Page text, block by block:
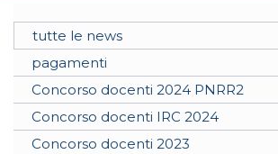
tutte le news
pagamenti
Concorso docenti 2024 PNRR2
Concorso docenti IRC 2024
Concorso docenti 2023